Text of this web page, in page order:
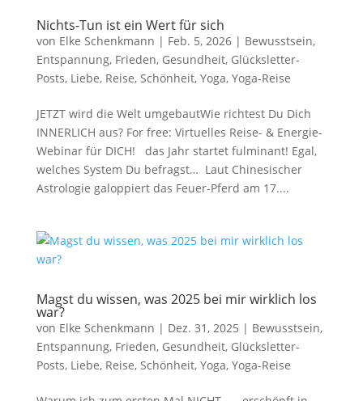
Nichts-Tun ist ein Wert für sich
von Elke Schenkmann | Feb. 5, 2026| Bewusstsein,
Entspannung, Frieden, Gesundheit, Glücksletter-
Posts, Liebe, Reise, Schönheit, Yoga, Yoga-Reise
JETZT wird die Welt umgebautWie richtest Du Dich
INNERLICH aus? For free: Virtuelles Reise- & Energie-
Webinar für DICH! das Jahr startet fulminant! Egal,
welches System Du befragst… Laut Chinesischer
Astrologie galoppiert das Feuer-Pferd am 17....
Magst du wissen, was 2025 bei mir wirklich los
war?
von Elke Schenkmann | Dez. 31, 2025 | Bewusstsein,
Entspannung, Frieden, Gesundheit, Glücksletter-
Posts, Liebe, Reise, Schönheit, Yoga, Yoga-Reise